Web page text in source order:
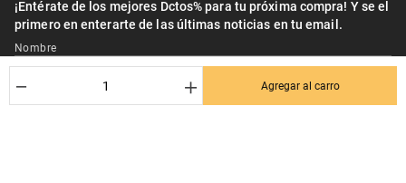
＋
－ Agregar al carro
¡Entérate de los mejores Dctos% para tu próxima compra! Y se el
primero en enterarte de las últimas noticias en tu email.
Nombre